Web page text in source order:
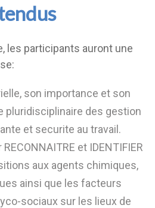
les participants auront une
son importance et son
pluridisciplinaire des gestion
et securite au travail.
et IDENTIFIER
aux agents chimiques,
ainsi que les facteurs
sociaux sur les lieux de